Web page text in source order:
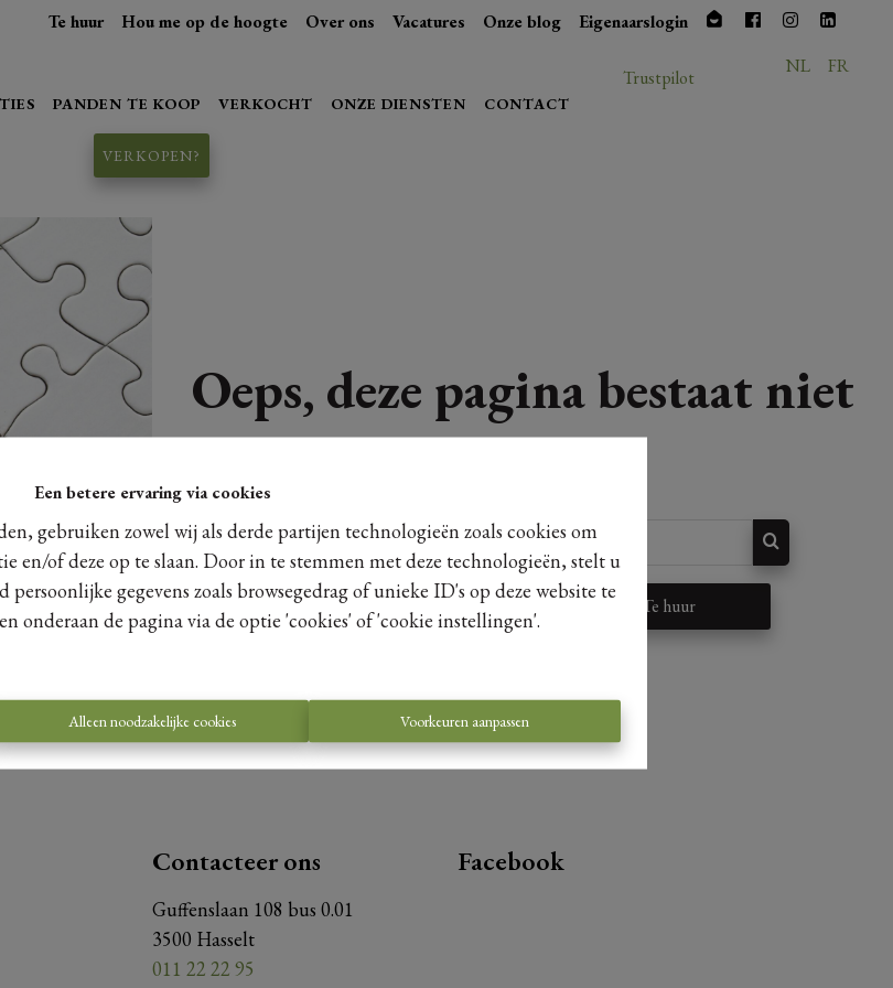
Een betere ervaring via cookies
gebruiken zowel wij als derde partijen technologieën zoals cookies om
en/of deze op te slaan. Door in te stemmen met deze technologieën, stelt u
gegevens zoals browsegedrag of unieke ID's op deze website te
onderaan de pagina via de optie 'cookies' of 'cookie instellingen'.
Alleen noodzakelijke cookies Voorkeuren aanpassen
Te huur Hou me op de hoogte Over ons Vacatures Onze blog Eigenaarslogin
PANDEN TE KOOP VERKOCHT ONZE DIENSTEN CONTACT
VERKOPEN?
NL FR
Trustpilot
Oeps, deze pagina bestaat niet
meer
Te koop Te huur
Contacteer ons
Guffenslaan 108 bus 0.01
3500 Hasselt
011 22 22 95
Facebook